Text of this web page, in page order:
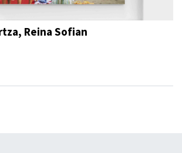
Reina Sofian